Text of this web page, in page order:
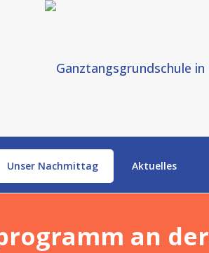
Unser Nachmittag Aktuelles
an